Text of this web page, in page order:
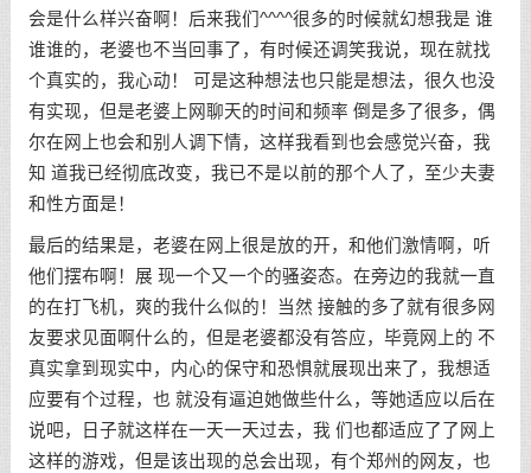
会是什么样兴奋啊！后来我们^^^^很多的时候就幻想我是 谁
谁谁的，老婆也不当回事了，有时候还调笑我说，现在就找
个真实的，我心动！ 可是这种想法也只能是想法，很久也没
有实现，但是老婆上网聊天的时间和频率 倒是多了很多，偶
尔在网上也会和别人调下情，这样我看到也会感觉兴奋，我
知 道我已经彻底改变，我已不是以前的那个人了，至少夫妻
和性方面是！
最后的结果是，老婆在网上很是放的开，和他们激情啊，听
他们摆布啊！展 现一个又一个的骚姿态。在旁边的我就一直
的在打飞机，爽的我什么似的！当然 接触的多了就有很多网
友要求见面啊什么的，但是老婆都没有答应，毕竟网上的 不
真实拿到现实中，内心的保守和恐惧就展现出来了，我想适
应要有个过程，也 就没有逼迫她做些什么，等她适应以后在
说吧，日子就这样在一天一天过去，我 们也都适应了了网上
这样的游戏，但是该出现的总会出现，有个郑州的网友，也